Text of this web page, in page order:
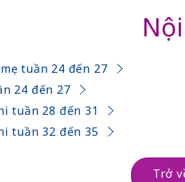
tuần 24 đến 27
24 đến 27
tuần 28 đến 31
tuần 32 đến 35
Trở